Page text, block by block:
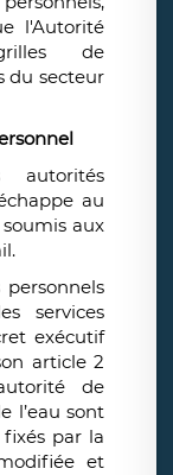
l'Autorité
de
du secteur
autorités
au
aux
services
exécutif
article 2
de
l’eau sont
par la
et